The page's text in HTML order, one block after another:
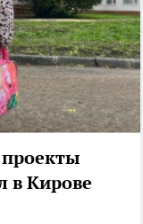
в Кирове